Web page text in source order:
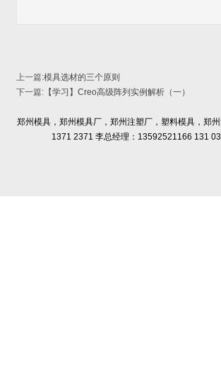
上一篇:模具选材的三个原则
下一篇: 【学习】Creo高级阵列实例解析（一）
郑州模具，郑州模具厂，郑州注塑厂，塑料模具，郑
1371 2371 李总经理：13592521166 131